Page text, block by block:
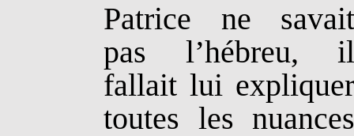
Patrice ne
pas l’hébreu,
fallait lui
toutes les